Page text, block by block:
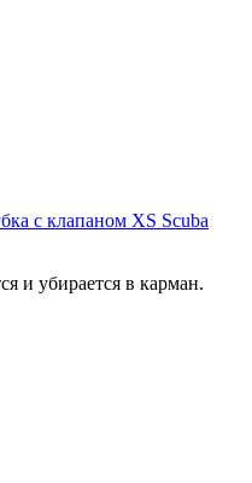
с клапаном XS Scuba
и убирается в карман.